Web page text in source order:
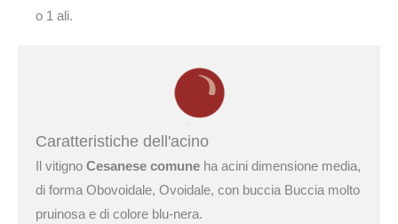
o 1 ali.
Caratteristiche dell'acino
Il vitigno Cesanese comune ha acini dimensione media,
di forma Obovoidale, Ovoidale, con buccia Buccia molto
pruinosa e di colore blu-nera.